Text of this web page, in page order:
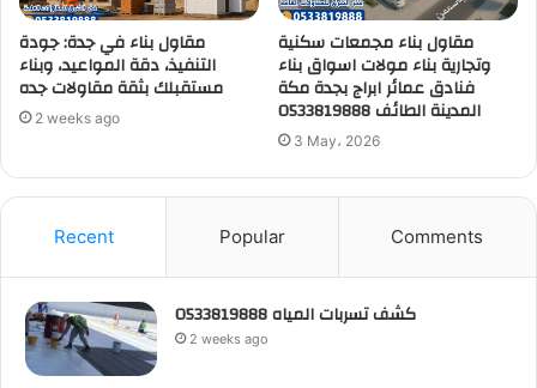
مقاول بناء في جدة: جودة
التنفيذ، دقة المواعيد، وبناء
مستقبلك بثقة مقاولات جده
2 weeks ago
مقاول بناء مجمعات سكنية
وتجارية بناء مولات اسواق بناء
فنادق عمائر ابراج بجدة مكة
المدينة الطائف 0533819888
3 May، 2026
Recent Popular Comments
كشف تسربات المياه 0533819888
2 weeks ago